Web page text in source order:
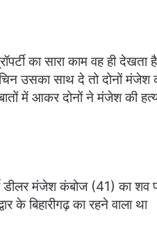
का सारा काम वह ही देखता
उसका साथ दे तो दोनों मंजेश
में आकर दोनों ने मंजेश की
डीलर मंजेश कंबोज (41) का शव
के बिहारीगढ़ का रहने वाला था